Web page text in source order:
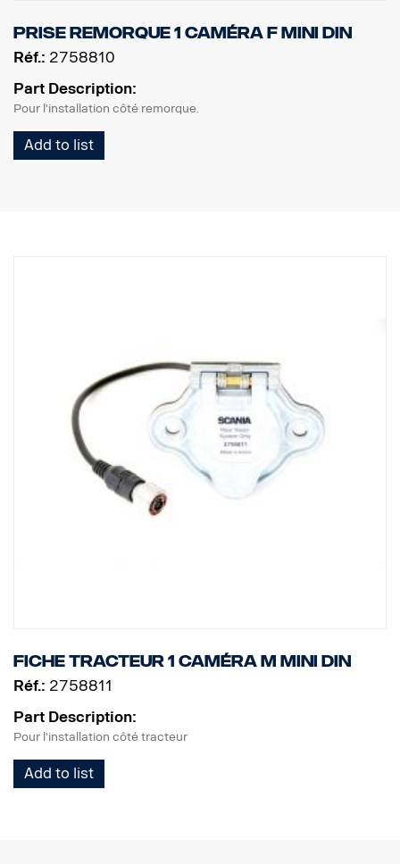
Prise remorque 1 caméra F MINI DIN
Réf.: 2758810
Part Description:
Pour l'installation côté remorque.
Add to list
Fiche tracteur 1 caméra M MINI DIN
Réf.: 2758811
Part Description:
Pour l'installation côté tracteur
Add to list